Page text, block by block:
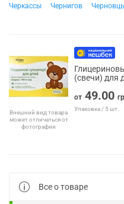
Черкассы
Чернигов
Внешний вид товара
может отличаться от
фотографии
(свечи) для
от 49.00
Упаковка / 5 шт.
Все о товаре